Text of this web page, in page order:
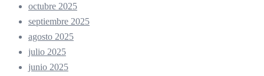
octubre 2025
septiembre 2025
agosto 2025
julio 2025
junio 2025